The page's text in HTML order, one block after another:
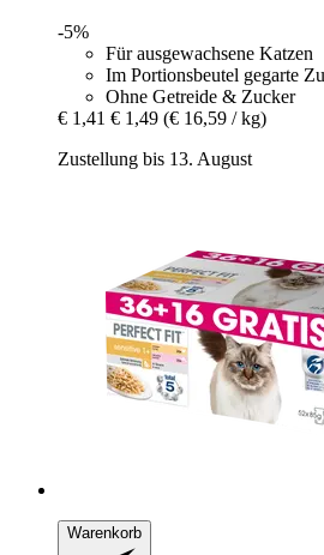
-5%
Für ausgewachsene Katzen
Im Portionsbeutel gegarte
Ohne Getreide & Zucker
€ 1,41 € 1,49 (€ 16,59 / kg)
Zustellung bis 13. August
Warenkorb